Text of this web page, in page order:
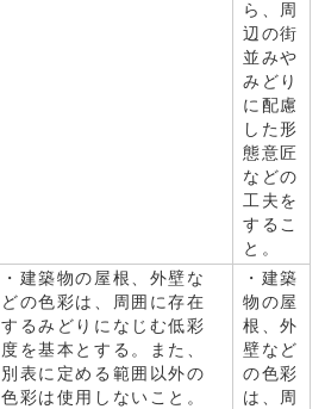
ら、周
辺の街
並みや
みどり
に配慮
した形
態意匠
などの
工夫を
するこ
と。
・建築物の屋根、外壁な
どの色彩は、周囲に存在
するみどりになじむ低彩
度を基本とする。また、
別表に定める範囲以外の
色彩は使用しないこと。
・建築
物の屋
根、外
壁など
の色彩
は、周